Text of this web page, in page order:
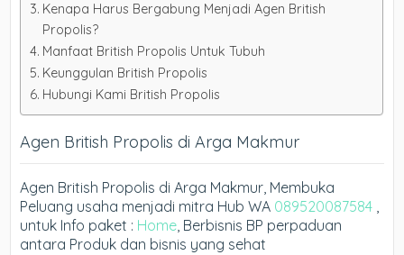
Kenapa Harus Bergabung Menjadi Agen British
Propolis?
Manfaat British Propolis Untuk Tubuh
Keunggulan British Propolis
Hubungi Kami British Propolis
Agen British Propolis di Arga Makmur
Agen British Propolis di Arga Makmur, Membuka
Peluang usaha menjadi mitra Hub WA 089520087584 ,
untuk Info paket : Home, Berbisnis BP perpaduan
antara Produk dan bisnis yang sehat